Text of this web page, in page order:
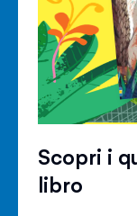
Scopri i
libro